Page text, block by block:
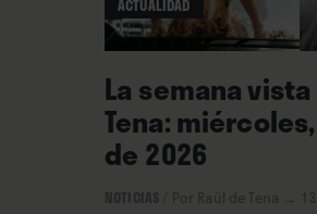
ACTUALIDAD
La semana
Tena:
de 2026